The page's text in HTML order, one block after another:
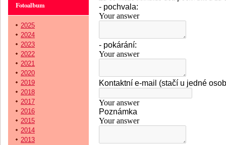
Fotoalbum
2025
2024
2023
2022
2021
2020
2019
2018
2017
2016
2015
2014
2013